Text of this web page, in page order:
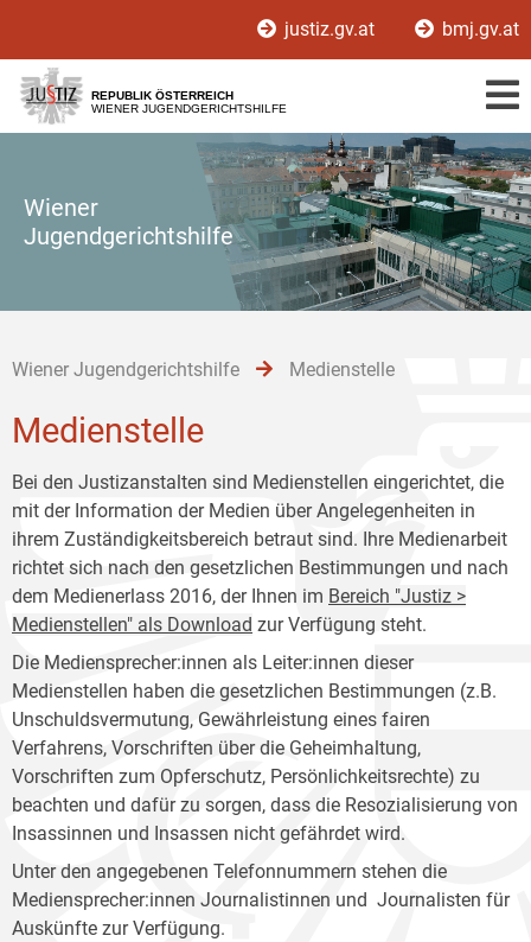
[1]
[2]
[3]
justiz.gv.at bmj.gv.at
REPUBLIK ÖSTERREICH
WIENER JUGENDGERICHTSHILFE
Wiener
Jugendgerichtshilfe
Wiener Jugendgerichtshilfe Medienstelle
Medienstelle
Bei den Justizanstalten sind Medienstellen eingerichtet, die
mit der Information der Medien über Angelegenheiten in
ihrem Zuständigkeitsbereich betraut sind. Ihre Medienarbeit
richtet sich nach den gesetzlichen Bestimmungen und nach
dem Medienerlass 2016, der Ihnen im Bereich "Justiz >
Medienstellen" als Download zur Verfügung steht.
Die Mediensprecher:innen als Leiter:innen dieser
Medienstellen haben die gesetzlichen Bestimmungen (z.B.
Unschuldsvermutung, Gewährleistung eines fairen
Verfahrens, Vorschriften über die Geheimhaltung,
Vorschriften zum Opferschutz, Persönlichkeitsrechte) zu
beachten und dafür zu sorgen, dass die Resozialisierung von
Insassinnen und Insassen nicht gefährdet wird.
Unter den angegebenen Telefonnummern stehen die
Mediensprecher:innen Journalistinnen und Journalisten für
Auskünfte zur Verfügung.